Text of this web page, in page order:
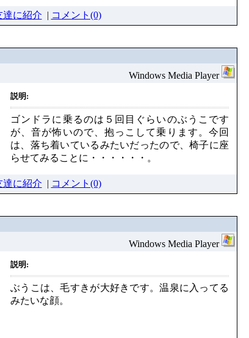
達に紹介 | コメント(0)
Windows Media Player
説明:
ゴンドラに乗るのは５回目ぐらいのぶうこです
が、音が怖いので、抱っこして乗ります。今回
は、落ち着いているみたいだったので、椅子に座
らせてみることに・・・・・・。
達に紹介 | コメント(0)
Windows Media Player
説明:
ぶうこは、毛すきが大好きです。温泉に入ってる
みたいな顔。